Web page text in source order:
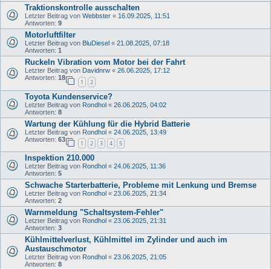
Traktionskontrolle ausschalten
Letzter Beitrag von Webbster « 16.09.2025, 11:51
Antworten: 9
Motorluftfilter
Letzter Beitrag von BluDiesel « 21.08.2025, 07:18
Antworten: 1
Ruckeln Vibration vom Motor bei der Fahrt
Letzter Beitrag von Davidnrw « 26.06.2025, 17:12
Antworten: 18
1 2
Toyota Kundenservice?
Letzter Beitrag von Rondhol « 26.06.2025, 04:02
Antworten: 8
Wartung der Kühlung für die Hybrid Batterie
Letzter Beitrag von Rondhol « 24.06.2025, 13:49
Antworten: 63
1 2 3 4 5
Inspektion 210.000
Letzter Beitrag von Rondhol « 24.06.2025, 11:36
Antworten: 5
Schwache Starterbatterie, Probleme mit Lenkung und Bremse
Letzter Beitrag von Rondhol « 23.06.2025, 21:34
Antworten: 2
Warnmeldung "Schaltsystem-Fehler"
Letzter Beitrag von Rondhol « 23.06.2025, 21:31
Antworten: 3
Kühlmittelverlust, Kühlmittel im Zylinder und auch im
Austauschmotor
Letzter Beitrag von Rondhol « 23.06.2025, 21:05
Antworten: 8